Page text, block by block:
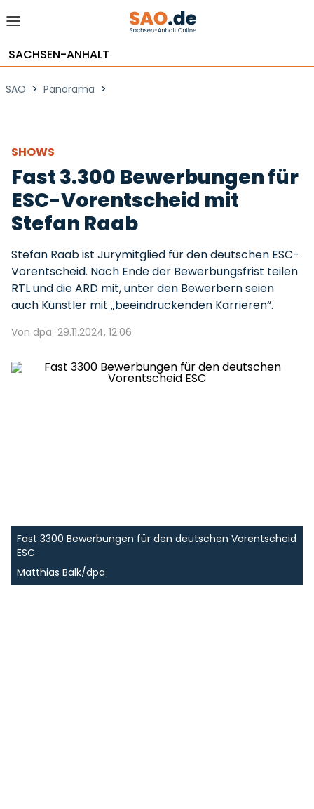
SACHSEN-ANHALT
SAO > Panorama >
SHOWS
Fast 3.300 Bewerbungen für
ESC-Vorentscheid mit
Stefan Raab
Stefan Raab ist Jurymitglied für den deutschen ESC-
Vorentscheid. Nach Ende der Bewerbungsfrist teilen
RTL und die ARD mit, unter den Bewerbern seien
auch Künstler mit „beeindruckenden Karrieren“.
Von dpa 29.11.2024, 12:06
Fast 3300 Bewerbungen für den deutschen Vorentscheid
ESC
Matthias Balk/dpa